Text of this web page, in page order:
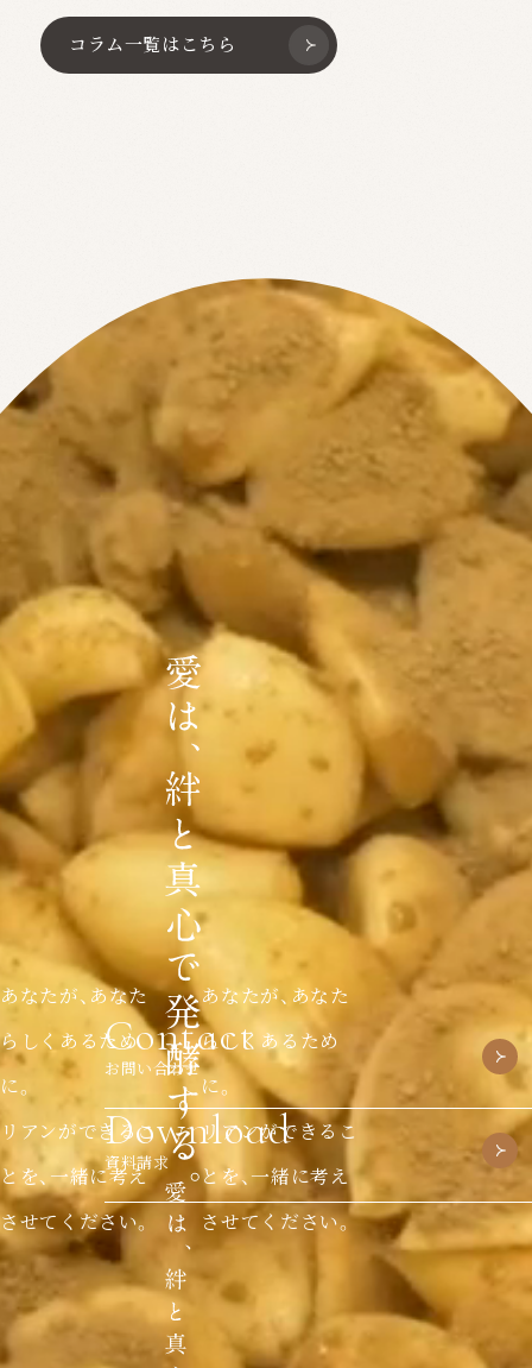
コラム一覧はこちら
あなたが、あなた
らしくあるため
に。
リアンができるこ
とを、一緒に考え
させてください。
あなたが、あなた
らしくあるため
に。
リアンができるこ
とを、一緒に考え
させてください。
Contact
お問い合わせ
Download
資料請求